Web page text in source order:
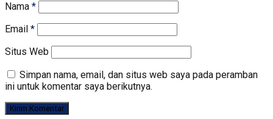
Nama *
Email *
Situs Web
Simpan nama, email, dan situs web saya pada peramban
ini untuk komentar saya berikutnya.